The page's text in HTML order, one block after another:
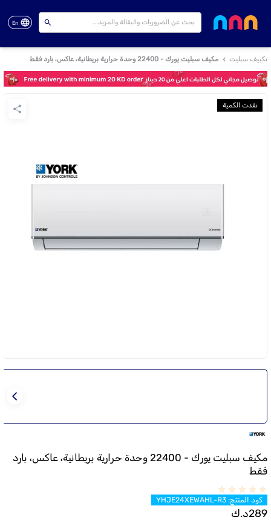
En
تكييف سبليت مكيف سبليت يورك - 22400 وحدة حرارية بريطانية، عاكس، بارد فقط
نفدت الكمية
مكيف سبليت يورك - 22400 وحدة حرارية بريطانية، عاكس، بارد
فقط
كود المنتج:
YHJE24XEWAHL-R3
289د.ك